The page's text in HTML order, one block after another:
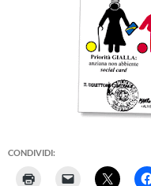
CONDIVIDI: